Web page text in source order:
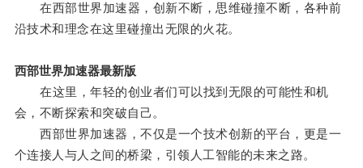
在西部世界加速器，创新不断，思维碰撞不断，各种前
沿技术和理念在这里碰撞出无限的火花。
西部世界加速器最新版
在这里，年轻的创业者们可以找到无限的可能性和机
会，不断探索和突破自己。
西部世界加速器，不仅是一个技术创新的平台，更是一
个连接人与人之间的桥梁，引领人工智能的未来之路。